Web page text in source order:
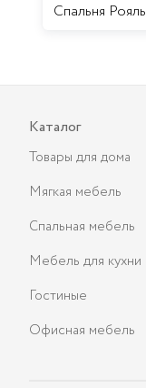
Спальня Рояль
Каталог
Товары для дома
Мягкая мебель
Спальная мебель
Мебель для кухни
Гостиные
Офисная мебель